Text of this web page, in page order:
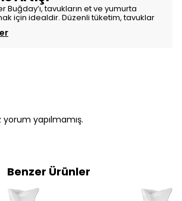
Buğday’ı, tavukların et ve yumurta
için idealdir. Düzenli tüketim, tavuklar
yapılmamış.
Benzer Ürünler